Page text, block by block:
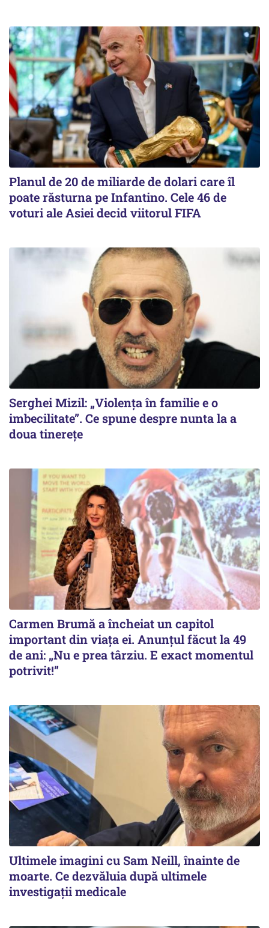
Planul de 20 de miliarde de dolari care îl
poate răsturna pe Infantino. Cele 46 de
voturi ale Asiei decid viitorul FIFA
Serghei Mizil: „Violența în familie e o
imbecilitate”. Ce spune despre nunta la a
doua tinerețe
Carmen Brumă a încheiat un capitol
important din viața ei. Anunțul făcut la 49
de ani: „Nu e prea târziu. E exact momentul
potrivit!”
Ultimele imagini cu Sam Neill, înainte de
moarte. Ce dezvăluia după ultimele
investigații medicale